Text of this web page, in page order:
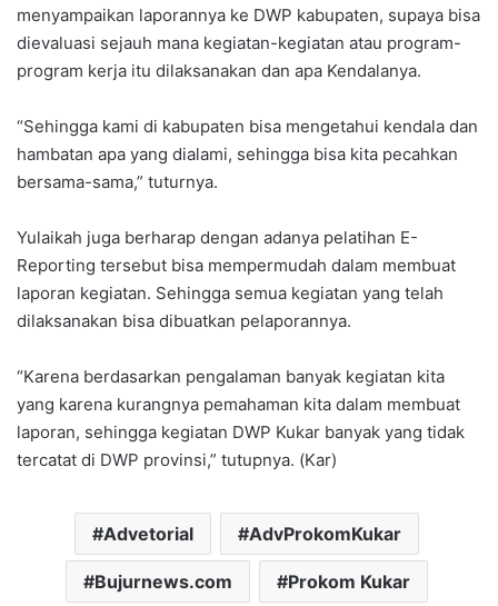
menyampaikan laporannya ke DWP kabupaten, supaya bisa
dievaluasi sejauh mana kegiatan-kegiatan atau program-
program kerja itu dilaksanakan dan apa Kendalanya.
“Sehingga kami di kabupaten bisa mengetahui kendala dan
hambatan apa yang dialami, sehingga bisa kita pecahkan
bersama-sama,” tuturnya.
Yulaikah juga berharap dengan adanya pelatihan E-
Reporting tersebut bisa mempermudah dalam membuat
laporan kegiatan. Sehingga semua kegiatan yang telah
dilaksanakan bisa dibuatkan pelaporannya.
“Karena berdasarkan pengalaman banyak kegiatan kita
yang karena kurangnya pemahaman kita dalam membuat
laporan, sehingga kegiatan DWP Kukar banyak yang tidak
tercatat di DWP provinsi,” tutupnya. (Kar)
Advetorial AdvProkomKukar
Bujurnews.com Prokom Kukar